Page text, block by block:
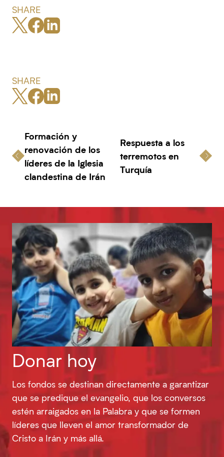
SHARE
SHARE
Formación y
renovación de los
líderes de la Iglesia
clandestina de Irán
Respuesta a los
terremotos en
Turquía
Donar hoy
Los fondos se destinan directamente a garantizar
que se predique el evangelio, que los conversos
estén arraigados en la Palabra y que se formen
líderes que lleven el amor transformador de
Cristo a Irán y más allá.